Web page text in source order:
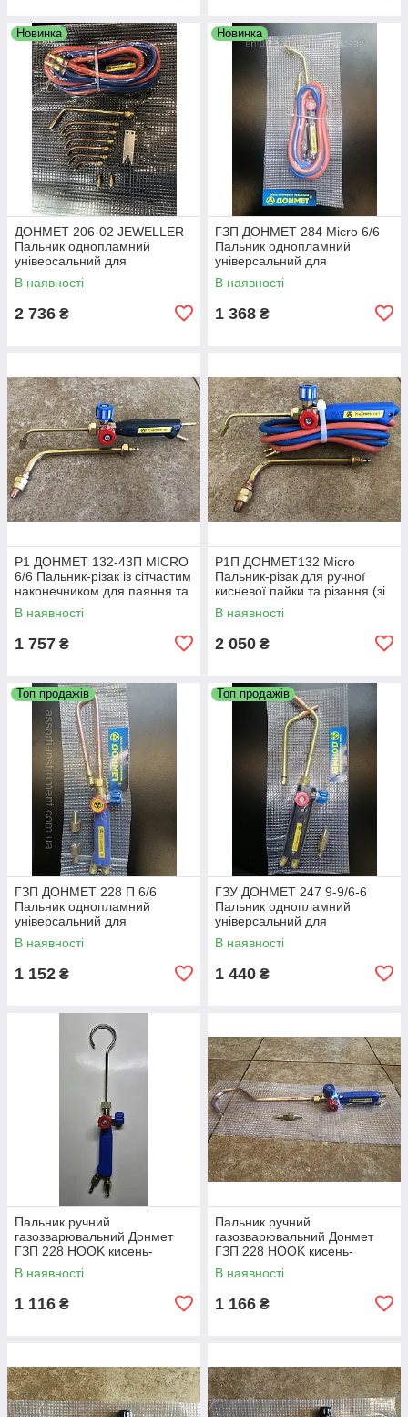
Новинка
ДОНМЕТ 206-02 JEWELLER
Пальник однопламний
універсальний для
газокисневої паяння та
нагрівання (ЮВИРИРНА)
В наявності
2 736 ₴
Новинка
ГЗП ДОНМЕТ 284 Micro 6/6
Пальник однопламний
універсальний для
газокисневої паяння та
підігрівання тип ГЗМ
В наявності
1 368 ₴
Р1 ДОНМЕТ 132-43П MICRO
6/6 Пальник-різак із сітчастим
наконечником для паяння та
наконечником для кисневого
різання
В наявності
1 757 ₴
Р1П ДОНМЕТ132 Micro
Пальник-різак для ручної
кисневої пайки та різання (зі
шлангами та сітчастим
наконечником)
В наявності
2 050 ₴
Топ продажів
ГЗП ДОНМЕТ 228 П 6/6
Пальник однопламний
універсальний для
газокисневої зварювання
паяння та підігрівання типу
В наявності
1 152 ₴
Топ продажів
ГЗУ ДОНМЕТ 247 9-9/6-6
Пальник однопламний
універсальний для
газокисненого зварювання,
паяння, підігрівання типу ГЗП
В наявності
1 440 ₴
Пальник ручний
газозварювальний Донмет
ГЗП 228 HOOK кисень-
пропан
В наявності
1 116 ₴
Пальник ручний
газозварювальний Донмет
ГЗП 228 HOOK кисень-
пропан
В наявності
1 166 ₴